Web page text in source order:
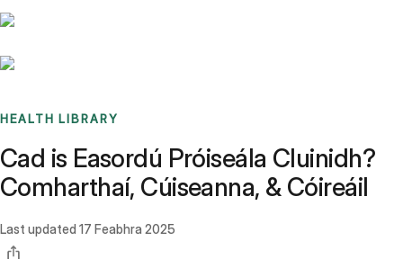
HEALTH LIBRARY
Cad is Easordú Próiseála Cluinidh?
Comharthaí, Cúiseanna, & Cóireáil
Last updated 17 Feabhra 2025